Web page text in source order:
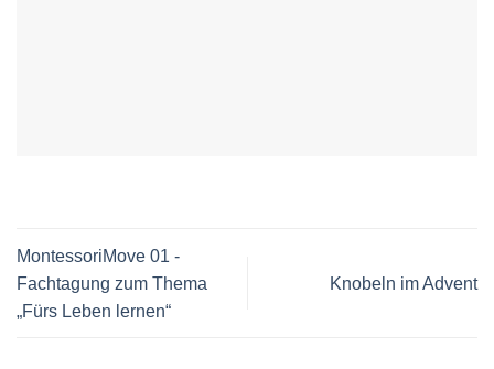
MontessoriMove 01 -
Fachtagung zum Thema
„Fürs Leben lernen“
Knobeln im Advent